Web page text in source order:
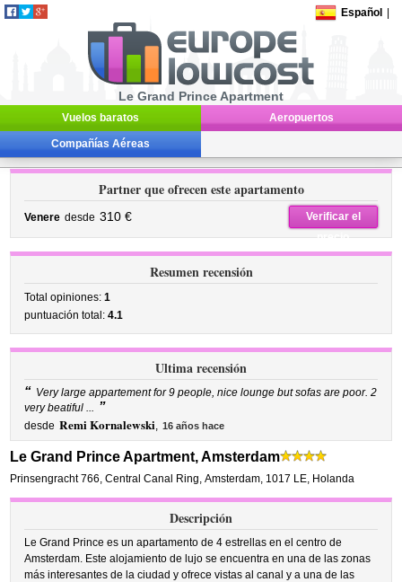
Español
Le Grand Prince Apartment
Vuelos baratos Aeropuertos
Compañías Aéreas
Partner que ofrecen este apartamento
Venere desde 310 €
Verificar el
precio
Resumen recensión
Total opiniones:1
puntuación total:4.1
Ultima recensión
“ Very large appartement for 9 people, nice lounge but sofas are poor. 2
very beatiful ... ”
desde Remi Kornalewski, 16 años hace
Le Grand Prince Apartment, Amsterdam
Prinsengracht 766,Central Canal Ring, Amsterdam, 1017 LE, Holanda
Descripción
Le Grand Prince es un apartamento de 4 estrellas en el centro de
Amsterdam. Este alojamiento de lujo se encuentra en una de las zonas
más interesantes de la ciudad y ofrece vistas al canal y a una de las